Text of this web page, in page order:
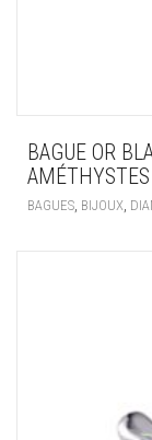
BAGUE OR
BAGUES BIJOUX